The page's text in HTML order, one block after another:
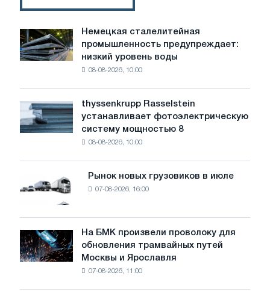
Немецкая
сталелитейная
промышленность
предупреждает:
воды
угрожает
Немецкая сталелитейная
промышленность предупреждает:
низкий уровень воды
08-08-2026, 10:00
thyssenkrupp
Rasselstein
устанавливает
фотоэлектрическую
целей
обезуглероживания
thyssenkrupp Rasselstein
устанавливает фотоэлектрическую
систему мощностью 8
08-08-2026, 10:00
Рынок
новых
грузовиков
в
июле
Рынок новых грузовиков в июле
07-08-2026, 16:00
На
БМК
произвели
На БМК произвели проволоку для
обновления трамвайных путей
Москвы и Ярославля
07-08-2026, 11:00